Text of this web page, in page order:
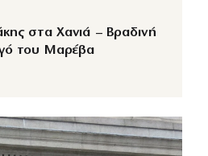
στα Χανιά – Βραδινή
του Μαρέβα